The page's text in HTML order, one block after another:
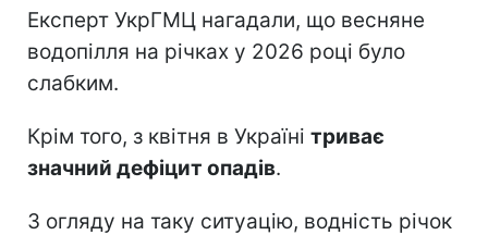
Експерт УкрГМЦ нагадали, що весняне
водопілля на річках у 2026 році було
слабким.
Крім того, з квітня в Україні триває
значний дефіцит опадів.
З огляду на таку ситуацію, водність річок